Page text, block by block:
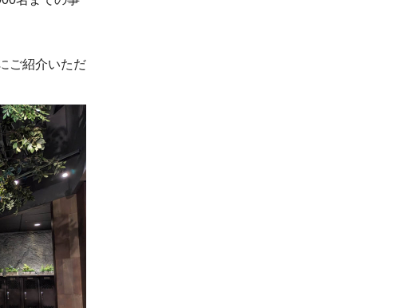
ご紹介いただ